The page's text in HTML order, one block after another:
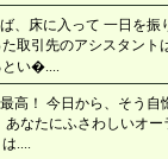
、床に入って 一日を振
た取引先のアシスタン
とい�....
高！ 今日から、そう
あなたにふさわしいオ
....